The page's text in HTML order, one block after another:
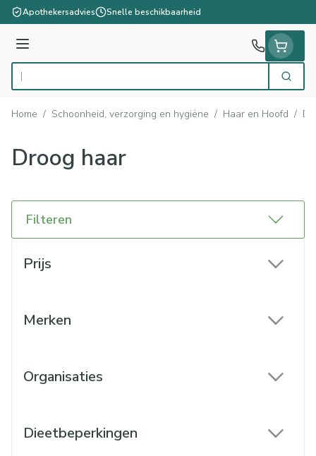
Ga naar de inhoud
Apothekersadvies Snelle beschikbaarheid
Menu
Product, merk, categorie... Zoek
Home / Schoonheid, verzorging en hygiëne / Haar en Hoofd /
Droog haar
Filteren
Prijs
Merken
Organisaties
Dieetbeperkingen